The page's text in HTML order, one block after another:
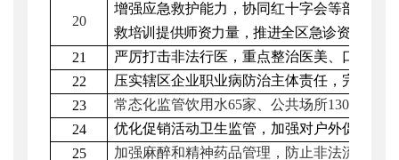
20
增强应急救护能力 ，协同红十字会等部门
救培训 提供师资力量，推进全区急诊资源接入
21
严厉打击非法行医 ，重点整治医美、口腔行
22
压实辖区企业职业病防治主体责任，完成
23
常态化监管饮用水65家 、公共场所1300余家
24
优化促销活动卫生监管， 加强对户外促销、
25
加强麻醉和精神药品管理，防止非法流